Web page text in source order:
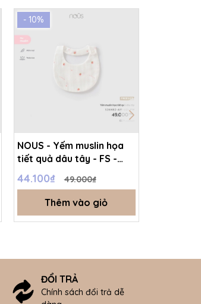
- 10%
NOUS - Yếm muslin họa
tiết quả dâu tây - FS -
44.100₫ 49.000₫
Thêm vào giỏ
ĐỔI TRẢ
Chính sách đổi trả dễ